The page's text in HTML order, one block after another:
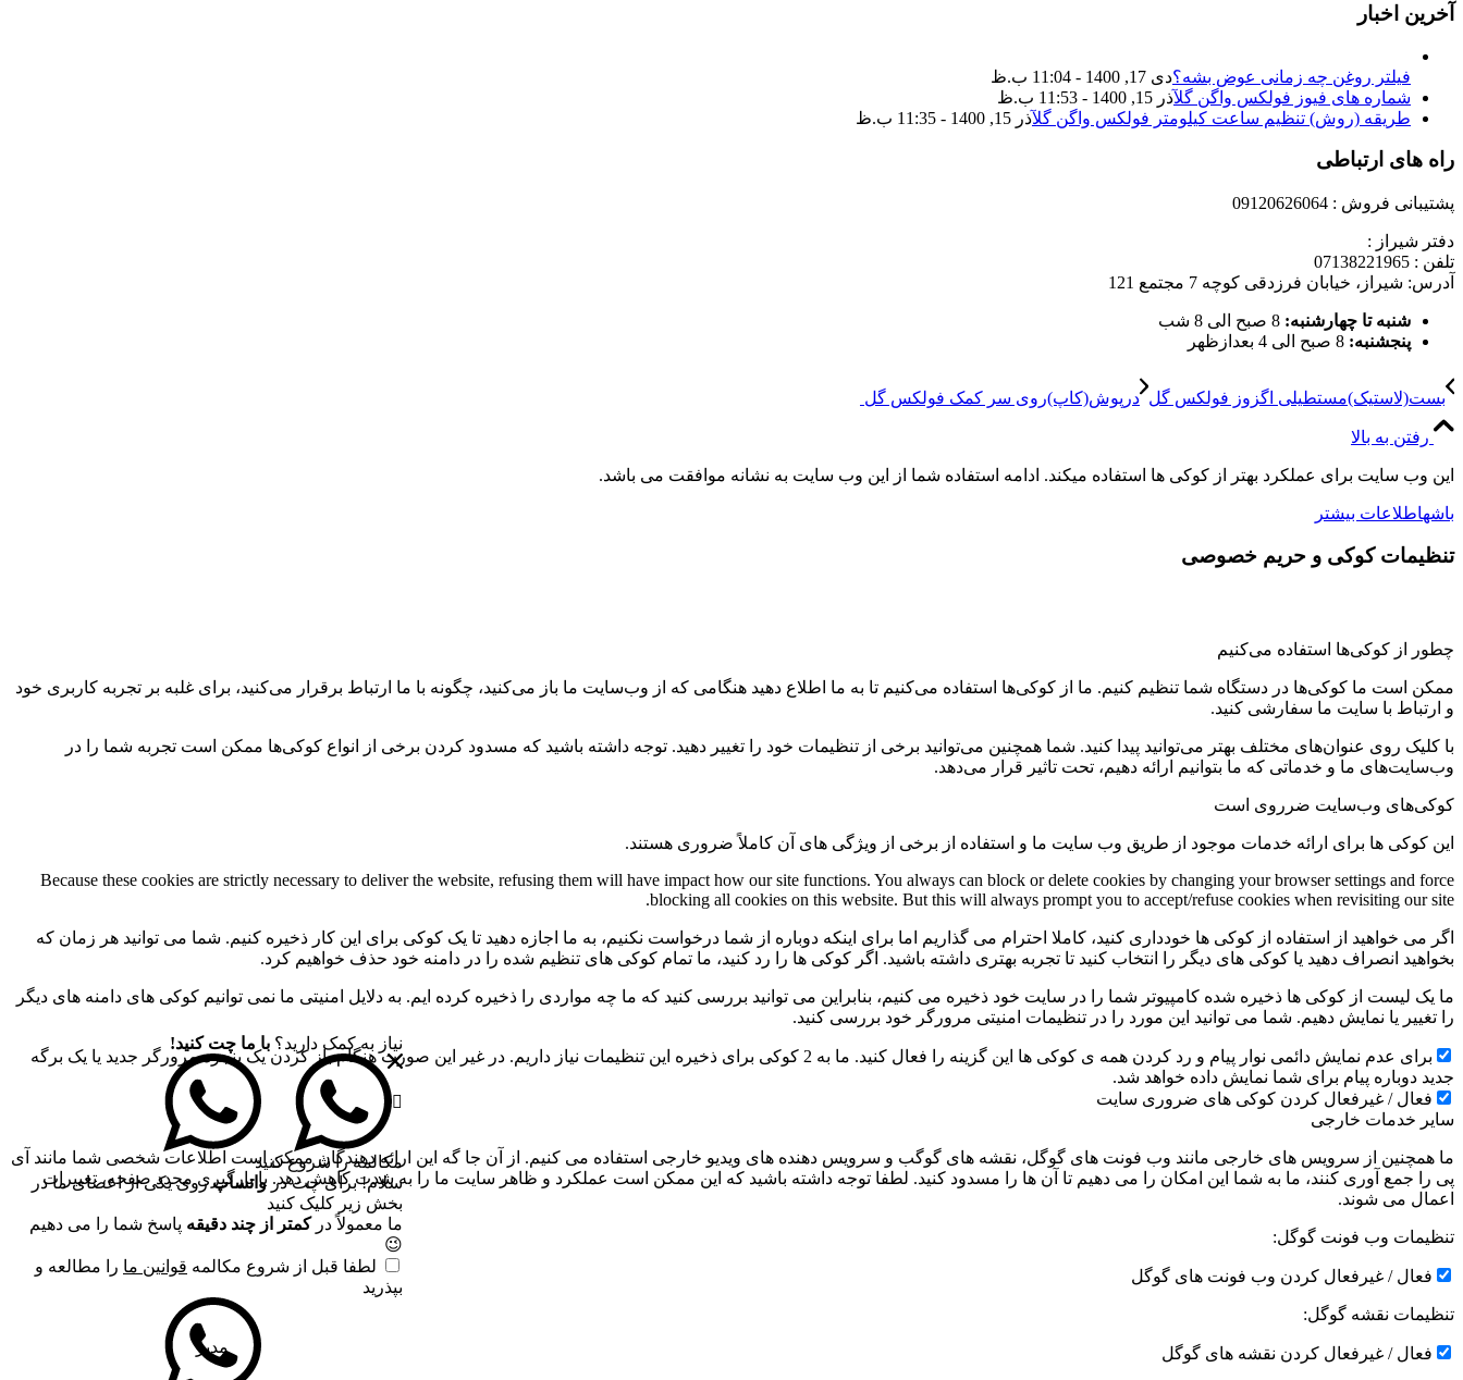
آخرین اخبار
فیلتر روغن چه زمانی عوض بشه؟دی 17, 1400 - 11:04 ب.ظ
شماره های فیوز فولکس واگن گلآذر 15, 1400 - 11:53 ب.ظ
طریقه (روش) تنظیم ساعت کیلومتر فولکس واگن گلآذر 15, 1400 - 11:35 ب.ظ
راه های ارتباطی
پشتیبانی فروش : 09120626064
دفتر شیراز :
تلفن : 07138221965
آدرس: شیراز، خیابان فرزدقی کوچه 7 مجتمع 121
شنبه تا چهارشنبه: 8 صبح الی 8 شب
پنجشنبه: 8 صبح الی 4 بعدازظهر
بست(لاستیک)مستطیلی اگزوز فولکس گل درپوش(کاپ)روی سر کمک فولکس گل
رفتن به بالا
این وب سایت برای عملکرد بهتر از کوکی ها استفاده میکند. ادامه استفاده شما از این وب سایت به نشانه موافقت می باشد.
باشهاطلاعات بیشتر
تنظیمات کوکی و حریم خصوصی
چطور از کوکی‌ها استفاده می‌کنیم
ممکن است ما کوکی‌ها در دستگاه شما تنظیم کنیم. ما از کوکی‌ها استفاده می‌کنیم تا به ما اطلاع دهید هنگامی که از وب‌سایت ما باز می‌کنید، چگونه با ما ارتباط برقرار می‌کنید، برای غلبه بر تجربه کاربری خود
و ارتباط با سایت ما سفارشی کنید.
با کلیک روی عنوان‌های مختلف بهتر می‌توانید پیدا کنید. شما همچنین می‌توانید برخی از تنظیمات خود را تغییر دهید. توجه داشته باشید که مسدود کردن برخی از انواع کوکی‌ها ممکن است تجربه شما را در
وب‌سایت‌های ما و خدماتی که ما بتوانیم ارائه دهیم، تحت تاثیر قرار می‌دهد.
کوکی‌های وب‌سایت ضرروی است
این کوکی ها برای ارائه خدمات موجود از طریق وب سایت ما و استفاده از برخی از ویژگی های آن کاملاً ضروری هستند.
Because these cookies are strictly necessary to deliver the website, refusing them will have impact how our site functions. You always can block or delete cookies by changing your browser settings and force
blocking all cookies on this website. But this will always prompt you to accept/refuse cookies when revisiting our site.
اگر می خواهید از استفاده از کوکی ها خودداری کنید، کاملا احترام می گذاریم اما برای اینکه دوباره از شما درخواست نکنیم، به ما اجازه دهید تا یک کوکی برای این کار ذخیره کنیم. شما می توانید هر زمان که
بخواهید انصراف دهید یا کوکی های دیگر را انتخاب کنید تا تجربه بهتری داشته باشید. اگر کوکی ها را رد کنید، ما تمام کوکی های تنظیم شده را در دامنه خود حذف خواهیم کرد.
ما یک لیست از کوکی ها ذخیره شده کامپیوتر شما را در سایت خود ذخیره می کنیم، بنابراین می توانید بررسی کنید که ما چه مواردی را ذخیره کرده ایم. به دلایل امنیتی ما نمی توانیم کوکی های دامنه های دیگر
را تغییر یا نمایش دهیم. شما می توانید این مورد را در تنظیمات امنیتی مرورگر خود بررسی کنید.
برای عدم نمایش دائمی نوار پیام و رد کردن همه ی کوکی ها این گزینه را فعال کنید. ما به 2 کوکی برای ذخیره این تنظیمات نیاز داریم. در غیر این صورت هنگام باز کردن یک پنجره مرورگر جدید یا یک برگه
جدید دوباره پیام برای شما نمایش داده خواهد شد.
فعال / غیرفعال کردن کوکی های ضروری سایت
سایر خدمات خارجی
ما همچنین از سرویس های خارجی مانند وب فونت های گوگل، نقشه های گوگب و سرویس دهنده های ویدیو خارجی استفاده می کنیم. از آن جا گه این ارائه دهندگان ممکن است اطلاعات شخصی شما مانند آی
پی را جمع آوری کنند، ما به شما این امکان را می دهیم تا آن ها را مسدود کنید. لطفا توجه داشته باشید که این ممکن است عملکرد و ظاهر سایت ما را به شدت کاهش دهد. با بارگیری مجدد صفحه، تغییرات
اعمال می شوند.
تنظیمات وب فونت گوگل:
فعال / غیرفعال کردن وب فونت های گوگل
تنظیمات نقشه گوگل:
فعال / غیرفعال کردن نقشه های گوگل
نیاز به کمک دارید؟ با ما چت کنید!
مکالمه را شروع کنید
سلام! برای چت در واتساپروی یکی از اعضای ما در
بخش زیر کلیک کنید
ما معمولاً درکمتر از چند دقیقه پاسخ شما را می دهیم
😉
لطفا قبل از شروع مکالمه قوانین ما را مطالعه و
بپذرید